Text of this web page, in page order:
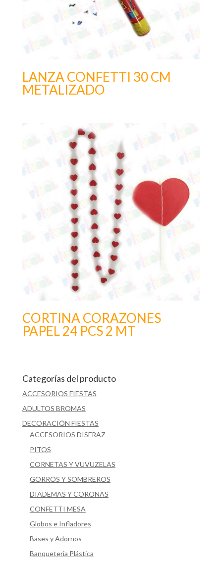
LANZA CONFETTI 30 CM
METALIZADO
CORTINA CORAZONES
PAPEL 24 PCS 2 MT
Categorías del producto
ACCESORIOS FIESTAS
ADULTOS BROMAS
DECORACIÓN FIESTAS
ACCESORIOS DISFRAZ
PITOS
CORNETAS Y VUVUZELAS
GORROS Y SOMBREROS
DIADEMAS Y CORONAS
CONFETTI MESA
Globos e Infladores
Bases y Adornos
Banqueteria Plástica